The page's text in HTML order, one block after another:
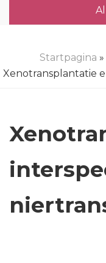
Startpagina »
Xenotransplantatie